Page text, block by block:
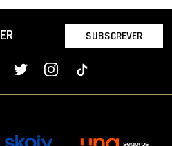
SUBSCREVER